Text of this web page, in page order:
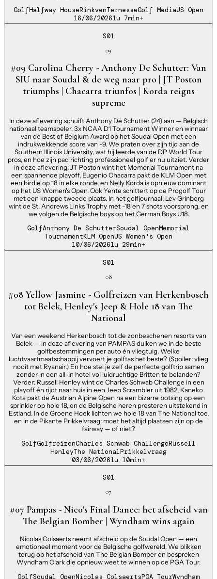
GolfHalfway HouseRinkvenTernesseGolf MediaUS Open
16/06/20261u 7min+
S01
09
#09 Carolina Cherry - Anthony De Schutter: Van
SIU naar Soudal & de weg naar pro | JT Poston
triumphs | Chacarra triunfos | Korda reigns
supreme
In deze aflevering schuift Anthony De Schutter (24) aan — Belgisch
nationaal teamspeler, 3x NCAA D1 Tournament Winner en winnaar
van de Best of Belgium Award op het Soudal Open met een
indrukwekkende score van -9. We praten over zijn tijd aan de
Southern Illinois University, wat hij leerde van de DP World Tour
pros, en hoe zijn pad richting professioneel golf er nu uitziet. Verder
in deze aflevering: JT Poston wint het Memorial Tournament na
een spannende playoff, Eugenio Chacarra pakt de KLM Open met
een birdie op 18 in elke ronde, en Nelly Korda is opnieuw dominant
op het US Women's Open. Ook Yente schittert op de Progolf Tour
met een knappe tweede plaats. In het golfjournaal: Lev Grinberg
wint de St. Andrews Links Trophy met -18 en 7 shots voorsprong, en
we volgen de Belgische boys op het German Boys U18.
GolfAnthony De SchutterSoudal OpenMemorial
TournamentKLM OpenUS Women's Open
10/06/20261u 29min+
S01
08
#08 Yellow Jasmine - Golfreizen van Herkenbosch
tot Belek, Henley's Jeep & Hole 18 van The
National
Van een weekend Herkenbosch tot de zonbeschenen resorts van
Belek — in deze aflevering van PAMPAS duiken we in de beste
golfbestemmingen per auto én vliegtuig. Welke
luchtvaartmaatschappij vervoert je golftas het beste? (Spoiler: vlieg
nooit met Ryanair.) En hoe stel je zelf de perfecte golftrip samen
zonder in een all-in hotel vol luidruchtige Britten te belanden?
Verder: Russell Henley wint de Charles Schwab Challenge in een
playoff én rijdt naar huis in een Jeep Scrambler uit 1982, Kaneko
Kota pakt de Austrian Alpine Open na een bizarre botsing op een
sprinkler op hole 18, en de Belgische heren presteren uitstekend in
Estland. In de Groene Hoek lichten we hole 18 van The National toe,
en in de Pikante Prikkelvraag: moet het altijd plaatsen zijn op de
fairway — of niet?
GolfGolfreizenCharles Schwab ChallengeRussell
HenleyThe NationalPrikkelvraag
03/06/20261u 10min+
S01
07
#07 Pampas - Nico's Final Dance: het afscheid van
The Belgian Bomber | Wyndham wins again
Nicolas Colsaerts neemt afscheid op de Soudal Open — een
emotioneel moment voor de Belgische golfwereld. We blikken
terug op het afscheid van The Belgian Bomber en bespreken
Wyndham Clark die opnieuw weet te winnen op de PGA Tour.
GolfSoudal OpenNicolas ColsaertsPGA TourWyndham